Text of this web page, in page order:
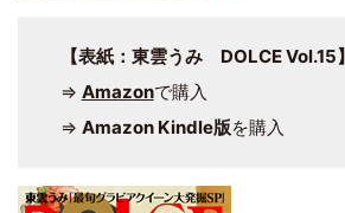
【表紙：東雲うみ DOLCE Vol.15】
⇒ Amazonで購入
⇒ Amazon Kindle版を購入